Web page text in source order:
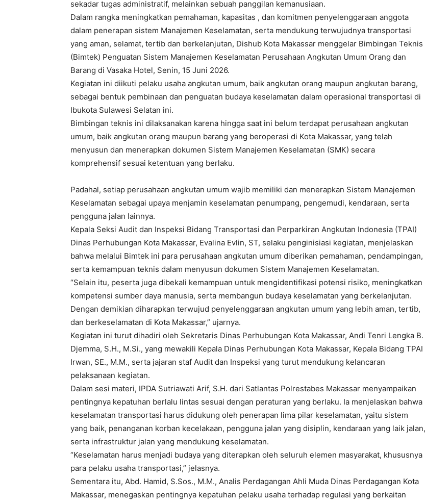
sekadar tugas administratif, melainkan sebuah panggilan kemanusiaan.
Dalam rangka meningkatkan pemahaman, kapasitas , dan komitmen penyelenggaraan anggota
dalam penerapan sistem Manajemen Keselamatan, serta mendukung terwujudnya transportasi
yang aman, selamat, tertib dan berkelanjutan, Dishub Kota Makassar menggelar Bimbingan Teknis
(Bimtek) Penguatan Sistem Manajemen Keselamatan Perusahaan Angkutan Umum Orang dan
Barang di Vasaka Hotel, Senin, 15 Juni 2026.
Kegiatan ini diikuti pelaku usaha angkutan umum, baik angkutan orang maupun angkutan barang,
sebagai bentuk pembinaan dan penguatan budaya keselamatan dalam operasional transportasi di
Ibukota Sulawesi Selatan ini.
Bimbingan teknis ini dilaksanakan karena hingga saat ini belum terdapat perusahaan angkutan
umum, baik angkutan orang maupun barang yang beroperasi di Kota Makassar, yang telah
menyusun dan menerapkan dokumen Sistem Manajemen Keselamatan (SMK) secara
komprehensif sesuai ketentuan yang berlaku.
Padahal, setiap perusahaan angkutan umum wajib memiliki dan menerapkan Sistem Manajemen
Keselamatan sebagai upaya menjamin keselamatan penumpang, pengemudi, kendaraan, serta
pengguna jalan lainnya.
Kepala Seksi Audit dan Inspeksi Bidang Transportasi dan Perparkiran Angkutan Indonesia (TPAI)
Dinas Perhubungan Kota Makassar, Evalina Evlin, ST, selaku penginisiasi kegiatan, menjelaskan
bahwa melalui Bimtek ini para perusahaan angkutan umum diberikan pemahaman, pendampingan,
serta kemampuan teknis dalam menyusun dokumen Sistem Manajemen Keselamatan.
“Selain itu, peserta juga dibekali kemampuan untuk mengidentifikasi potensi risiko, meningkatkan
kompetensi sumber daya manusia, serta membangun budaya keselamatan yang berkelanjutan.
Dengan demikian diharapkan terwujud penyelenggaraan angkutan umum yang lebih aman, tertib,
dan berkeselamatan di Kota Makassar,” ujarnya.
Kegiatan ini turut dihadiri oleh Sekretaris Dinas Perhubungan Kota Makassar, Andi Tenri Lengka B.
Djemma, S.H., M.Si., yang mewakili Kepala Dinas Perhubungan Kota Makassar, Kepala Bidang TPAI
Irwan, SE., M.M., serta jajaran staf Audit dan Inspeksi yang turut mendukung kelancaran
pelaksanaan kegiatan.
Dalam sesi materi, IPDA Sutriawati Arif, S.H. dari Satlantas Polrestabes Makassar menyampaikan
pentingnya kepatuhan berlalu lintas sesuai dengan peraturan yang berlaku. Ia menjelaskan bahwa
keselamatan transportasi harus didukung oleh penerapan lima pilar keselamatan, yaitu sistem
yang baik, penanganan korban kecelakaan, pengguna jalan yang disiplin, kendaraan yang laik jalan,
serta infrastruktur jalan yang mendukung keselamatan.
“Keselamatan harus menjadi budaya yang diterapkan oleh seluruh elemen masyarakat, khususnya
para pelaku usaha transportasi,” jelasnya.
Sementara itu, Abd. Hamid, S.Sos., M.M., Analis Perdagangan Ahli Muda Dinas Perdagangan Kota
Makassar, menegaskan pentingnya kepatuhan pelaku usaha terhadap regulasi yang berkaitan